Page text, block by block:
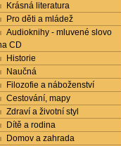
Krásná literatura
Pro děti a mládež
Audioknihy - mluvené slovo
CD
Historie
Naučná
Filozofie a náboženství
Cestování, mapy
Zdraví a životní styl
Dítě a rodina
Domov a zahrada